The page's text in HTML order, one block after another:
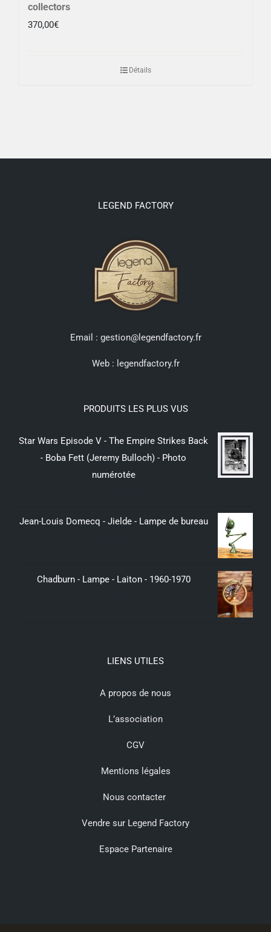
collectors
370,00€
Détails
LEGEND FACTORY
Email : gestion@legendfactory.fr
Web : legendfactory.fr
PRODUITS LES PLUS VUS
Star Wars Episode V - The Empire Strikes Back
- Boba Fett (Jeremy Bulloch) - Photo
numérotée
Jean-Louis Domecq - Jielde - Lampe de bureau
Chadburn - Lampe - Laiton - 1960-1970
LIENS UTILES
A propos de nous
L’association
CGV
Mentions légales
Nous contacter
Vendre sur Legend Factory
Espace Partenaire